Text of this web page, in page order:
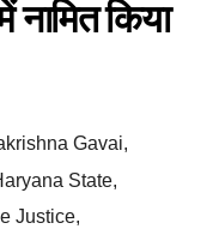
नामित किया
Gavai,
State,
Justice,